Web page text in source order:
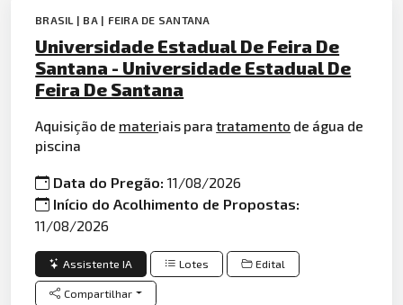
BRASIL | BA | FEIRA DE SANTANA
Universidade Estadual De Feira De
Santana - Universidade Estadual De
Feira De Santana
Aquisição de materiais paratratamento de água de
piscina
Data do Pregão:11/08/2026
Início do Acolhimento de Propostas:
11/08/2026
Assistente IA Lotes Edital
Compartilhar